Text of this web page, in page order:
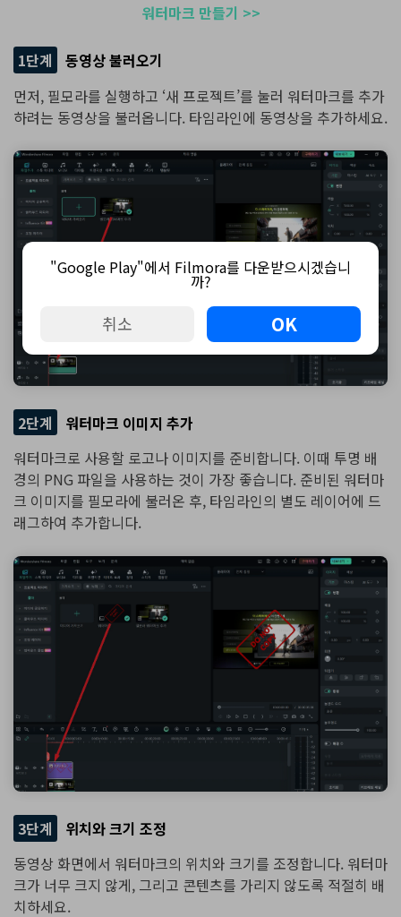
워터마크 만들기 >>
1단계
동영상 불러오기
먼저, 필모라를 실행하고 ‘새 프로젝트’를 눌러 워터마크를 추가
하려는 동영상을 불러옵니다. 타임라인에 동영상을 추가하세요.
2단계
워터마크 이미지 추가
워터마크로 사용할 로고나 이미지를 준비합니다. 이때 투명 배
경의 PNG 파일을 사용하는 것이 가장 좋습니다. 준비된 워터마
크 이미지를 필모라에 불러온 후, 타임라인의 별도 레이어에 드
래그하여 추가합니다.
3단계
위치와 크기 조정
동영상 화면에서 워터마크의 위치와 크기를 조정합니다. 워터마
크가 너무 크지 않게, 그리고 콘텐츠를 가리지 않도록 적절히 배
치하세요.
"Google Play"에서 Filmora를 다운받으시겠습니
까?
취소 OK